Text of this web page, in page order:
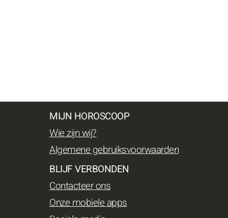
MIJN HOROSCOOP
Wie zijn wij?
Algemene gebruiksvoorwaarden
BLIJF VERBONDEN
Contacteer ons
Onze mobiele apps